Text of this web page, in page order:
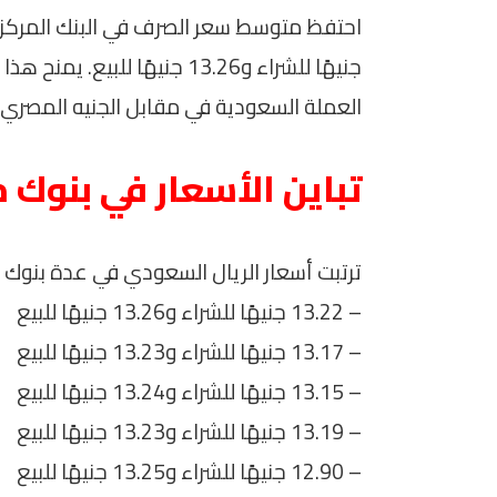
جنيهًا للشراء و13.26
العملة السعودية في مقابل الجنيه
تباين الأسعار في
ترتبت أسعار الريال السعودي في عدة بنوك
– 13.22 جنيهًا للشراء و13.26 جنيهًا للبيع
– 13.17 جنيهًا للشراء و13.23 جنيهًا للبيع
– 13.15 جنيهًا للشراء و13.24 جنيهًا للبيع
– 13.19 جنيهًا للشراء و13.23 جنيهًا للبيع
– 12.90 جنيهًا للشراء و13.25 جنيهًا للبيع